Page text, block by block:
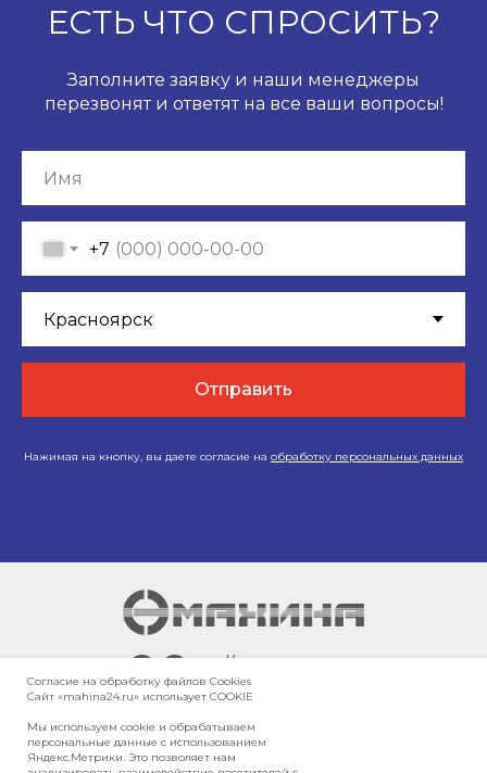
ЕСТЬ ЧТО СПРОСИТЬ?
Заполните заявку и наши менеджеры
перезвонят и ответят на все ваши вопросы!
+7
Отправить
Нажимая на кнопку, вы даете согласие на обработку персональных данных
Согласие на обработку файлов Сookies
Сайт «mahina24.ru» использует COOKIE
Мы используем cookie и обрабатываем
персональные данные с использованием
Яндекс.Метрики. Это позволяет нам
г. Красноярск,
Енисейский тракт,
10-й километр, 3/10
Карта сайта